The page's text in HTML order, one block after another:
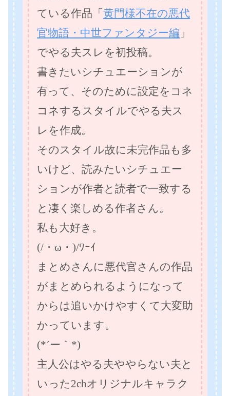
ている作品「 黄門様不在の悪代
官物語・中世ファンタジー編 」
でやる夫スレを初投稿。
書きたいシチュエーションが
有って、そのために設定をコネ
コネするスタイルでやる夫ス
レを作成。
そのスタイル故に未完作品も多
いけど、読みたいシチュエー
ションが作者と読者で一致する
と凄く楽しめる作者さん。
私も大好き。
(/・ω・)/ﾜｰｲ
まとめさんに悪代官さんの作品
がまとめられるようになって
からは追いかけやすくて大変助
かっています。
(*´ー｀*)
主人公はやる夫ややらない夫と
いった2chオリジナルキャラク